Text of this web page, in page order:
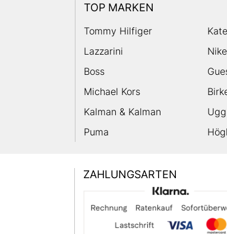
TOP MARKEN
Tommy Hilfiger
Lazzarini
Nike
Boss
Michael Kors
Kalman & Kalman
Ugg
Puma
Högl
ZAHLUNGSARTEN